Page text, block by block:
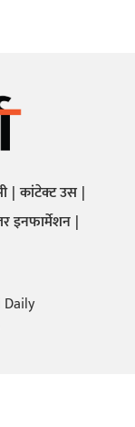
कांटेक्ट उस
इनफार्मेशन